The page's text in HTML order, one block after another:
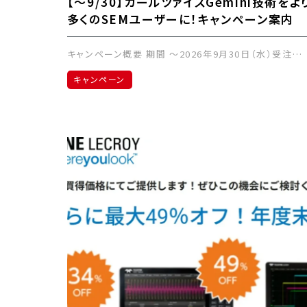
多くのSEMユーザーに！キャンペーン案内
キャンペーン概要 期間 ～2026年9月30日（水）受注…
キャンペーン